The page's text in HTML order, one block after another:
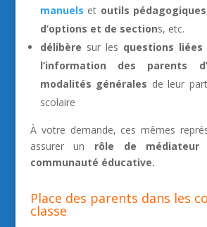
manuels et outils pédagogiques
d’options et de sections, etc.
délibère sur les questions liées
l’information des parents
modalités générales de leur
scolaire
À votre demande, ces mêmes
assurer un rôle de
communauté éducative.
Place des parents dans les
classe